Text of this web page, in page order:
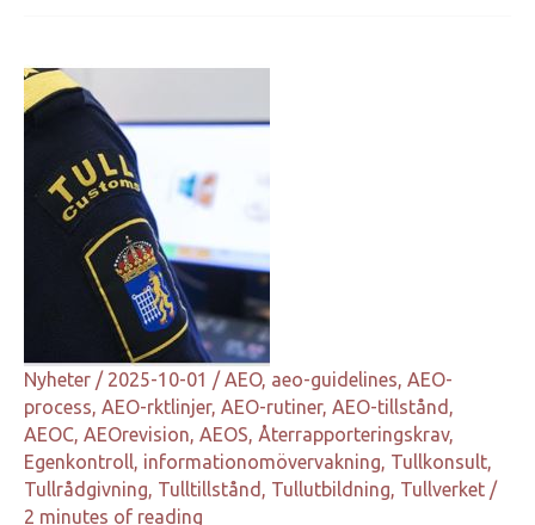
Nyheter / 2025-10-01 /AEO, aeo-guidelines, AEO-
process, AEO-rktlinjer, AEO-rutiner, AEO-tillstånd ,
AEOC, AEOrevision, AEOS, Återrapporteringskrav,
Egenkontroll, informationomövervakning, Tullkonsult,
Tullrådgivning, Tulltillstånd , Tullutbildning, Tullverket /
2 minutes of reading